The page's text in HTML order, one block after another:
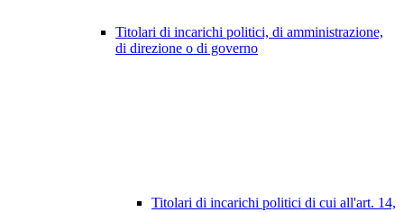
Titolari di incarichi politici, di amministrazione,
di direzione o di governo
Titolari di incarichi politici di cui all'art. 14,